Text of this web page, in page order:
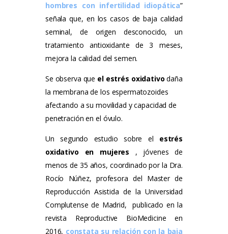
hombres con infertilidad idiopática”
señala que, en los casos de baja calidad
seminal, de origen desconocido, un
tratamiento antioxidante de 3 meses,
mejora la calidad del semen.
Se observa que el estrés oxidativodaña
la membrana de los espermatozoides
afectando a su movilidad y capacidad de
penetración en el óvulo.
Un segundo estudio sobre el estrés
oxidativo en mujeres , jóvenes de
menos de 35 años, coordinado por la Dra.
Rocío Núñez, profesora del Master de
Reproducción Asistida de la Universidad
Complutense de Madrid, publicado en la
revista Reproductive BioMedicine en
2016, constata su relación con la baja